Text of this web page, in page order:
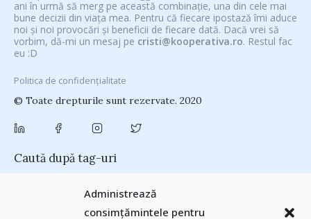
Administrează
consimțămintele pentru
ani în urmă să merg pe această combinație, una din cele mai
bune decizii din viața mea. Pentru că fiecare ipostază îmi aduce
noi și noi provocări și beneficii de fiecare dată. Dacă vrei să
vorbim, dă-mi un mesaj pe cristi@kooperativa.ro. Restul fac
eu :D
Politica de confidențialitate
© Toate drepturile sunt rezervate. 2020
Caută după tag-uri
#PoateVăInteresează(94)#PrinThailandaMea
(28)antena 3(24)Antreprenoriat Autenticitate